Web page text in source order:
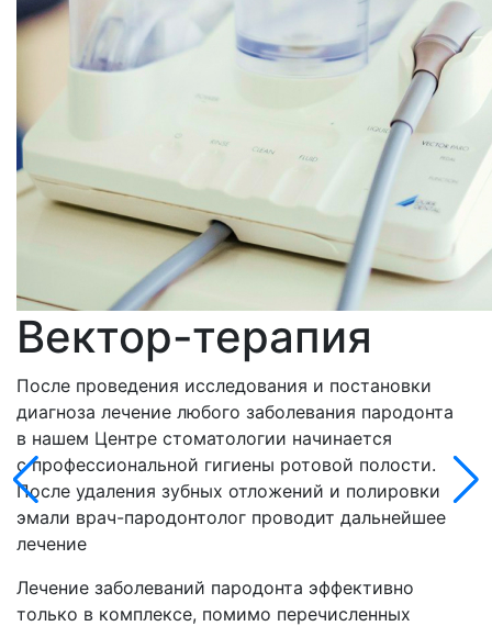
Вектор-терапия
После проведения исследования и постановки
диагноза лечение любого заболевания пародонта
в нашем Центре стоматологии начинается
с профессиональной гигиены ротовой полости.
После удаления зубных отложений и полировки
эмали врач-пародонтолог проводит дальнейшее
лечение
Лечение заболеваний пародонта эффективно
только в комплексе, помимо перечисленных